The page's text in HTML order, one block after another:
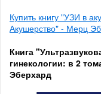
Купить книгу "УЗИ в
Акушерство" - Мерц
Книга
гинекологии: в 2
Эберхард